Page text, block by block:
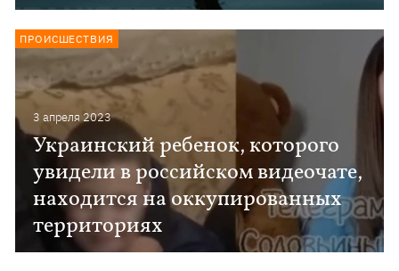
3 апреля 2023
Украинский ребенок, которого
увидели в российском видеочате,
находится на оккупированных
территориях
ПРОИСШЕСТВИЯ